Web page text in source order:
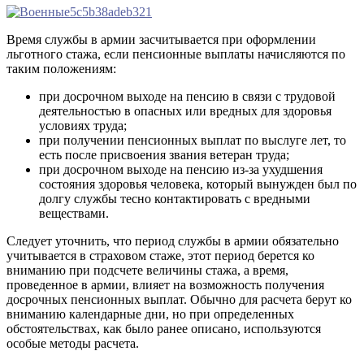
Время службы в армии засчитывается при оформлении
льготного стажа, если пенсионные выплаты начисляются по
таким положениям:
при досрочном выходе на пенсию в связи с трудовой
деятельностью в опасных или вредных для здоровья
условиях труда;
при получении пенсионных выплат по выслуге лет, то
есть после присвоения звания ветеран труда;
при досрочном выходе на пенсию из-за ухудшения
состояния здоровья человека, который вынужден был по
долгу службы тесно контактировать с вредными
веществами.
Следует уточнить, что период службы в армии обязательно
учитывается в страховом стаже, этот период берется ко
вниманию при подсчете величины стажа, а время,
проведенное в армии, влияет на возможность получения
досрочных пенсионных выплат. Обычно для расчета берут ко
вниманию календарные дни, но при определенных
обстоятельствах, как было ранее описано, используются
особые методы расчета.